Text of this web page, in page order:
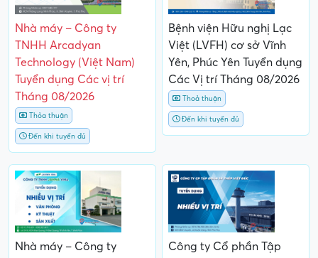
Nhà máy – Công ty
TNHH Arcadyan
Technology (Việt Nam)
Tuyển dụng Các vị trí
Tháng 08/2026
Thỏa thuận
Đến khi tuyển đủ
Bệnh viện Hữu nghị Lạc
Việt (LVFH) cơ sở Vĩnh
Yên, Phúc Yên Tuyển dụng
Các Vị trí Tháng 08/2026
Thoả thuận
Đến khi tuyển đủ
Nhà máy – Công ty
Công ty Cổ phần Tập